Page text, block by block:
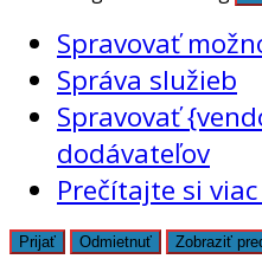
Spravovať
Správa služieb
Spravovať
dodávateľov
Prečítajte si
Prijať Odmietnuť Zobraziť